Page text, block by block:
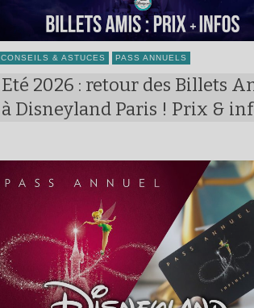
CONSEILS & ASTUCES PASS ANNUELS
Eté 2026 : retour des Billets
à Disneyland Paris ! Prix &